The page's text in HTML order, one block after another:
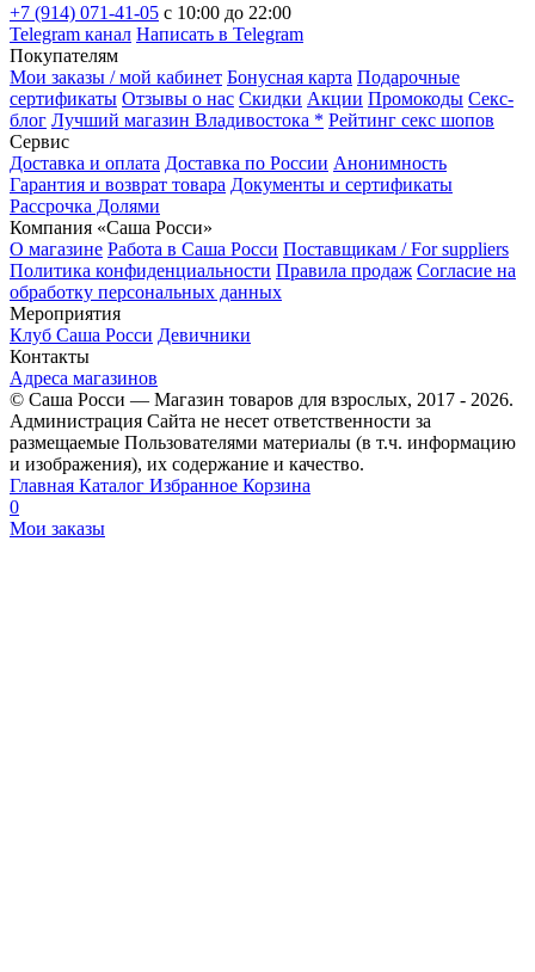
+7 (914) 071-41-05 c 10:00 до 22:00
Telegram канал Написать в Telegram
Покупателям
Мои заказы / мой кабинет Бонусная карта Подарочные
сертификаты Отзывы о нас Скидки Акции Промокоды Секс-
блог Лучший магазин Владивостока * Рейтинг секс шопов
Сервис
Доставка и оплата Доставка по России Анонимность
Гарантия и возврат товара Документы и сертификаты
Рассрочка Долями
Компания «Саша Росси»
О магазине Работа в Саша Росси Поставщикам / For suppliers
Политика конфиденциальности Правила продаж Согласие на
обработку персональных данных
Мероприятия
Клуб Саша Росси Девичники
Контакты
Адреса магазинов
© Саша Росси — Магазин товаров для взрослых, 2017 - 2026.
Администрация Сайта не несет ответственности за
размещаемые Пользователями материалы (в т.ч. информацию
и изображения), их содержание и качество.
Главная Каталог Избранное Корзина
0
Мои заказы